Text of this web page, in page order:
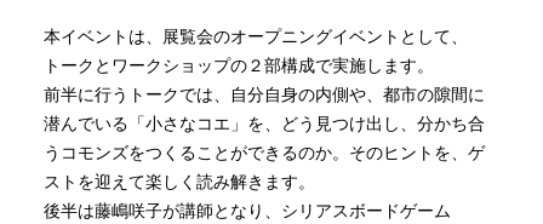
本イベントは、展覧会のオープニングイベントとして、
トークとワークショップの２部構成で実施します。
前半に行うトークでは、自分自身の内側や、都市の隙間に
潜んでいる「小さなコエ」を、どう見つけ出し、分かち合
うコモンズをつくることができるのか。そのヒントを、ゲ
ストを迎えて楽しく読み解きます。
後半は藤嶋咲子が講師となり、シリアスボードゲーム